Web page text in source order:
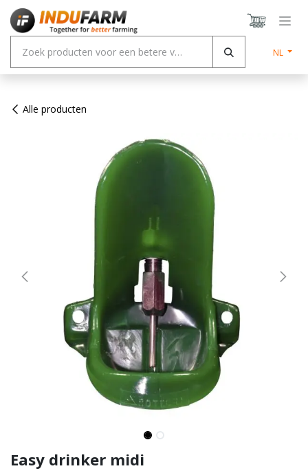
Overslaan naar inhoud
NL
Alle producten
Easy drinker midi